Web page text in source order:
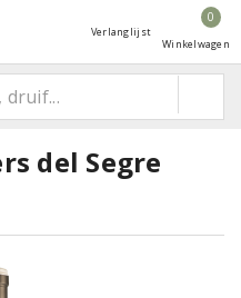
Verlanglijst
0
Winkelwagen
del Segre